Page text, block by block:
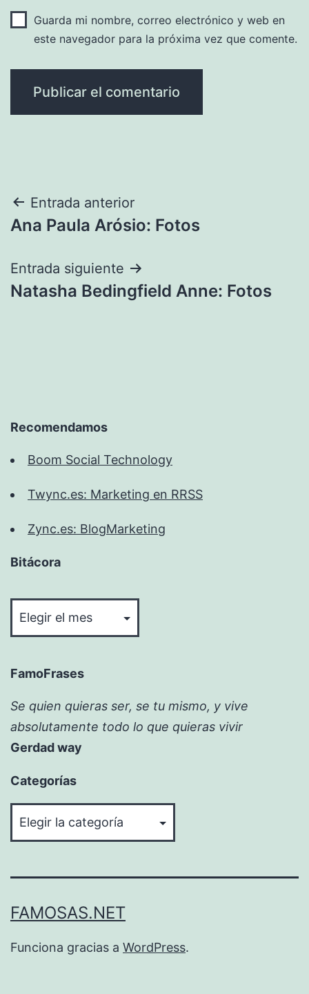
Guarda mi nombre, correo electrónico y web en
este navegador para la próxima vez que comente.
Navegación
de
entradas
Entrada anterior
Ana Paula Arósio: Fotos
Entrada siguiente
Natasha Bedingfield Anne: Fotos
Recomendamos
Boom Social Technology
Twync.es: Marketing en RRSS
Zync.es: BlogMarketing
Bitácora
FamoFrases
Se quien quieras ser, se tu mismo, y vive
absolutamente todo lo que quieras vivir
Gerdad way
Categorías
FAMOSAS.NET
Funciona gracias a WordPress.